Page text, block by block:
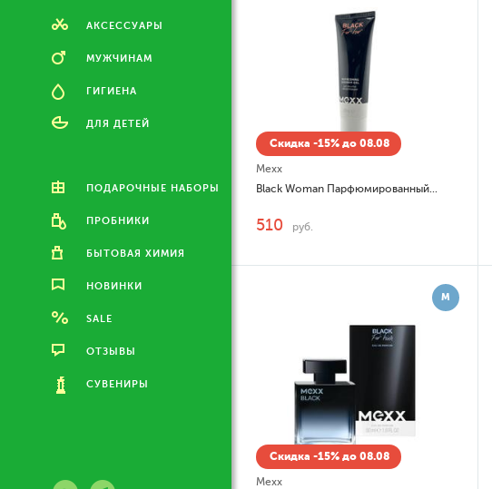
АКСЕССУАРЫ
МУЖЧИНАМ
ГИГИЕНА
ДЛЯ ДЕТЕЙ
ПОДАРОЧНЫЕ НАБОРЫ
ПРОБНИКИ
БЫТОВАЯ ХИМИЯ
НОВИНКИ
SALE
ОТЗЫВЫ
СУВЕНИРЫ
Скидка -15% до 08.08
Mexx
Black Woman Парфюмированный гель для душа
510 руб.
М
Скидка -15% до 08.08
Mexx